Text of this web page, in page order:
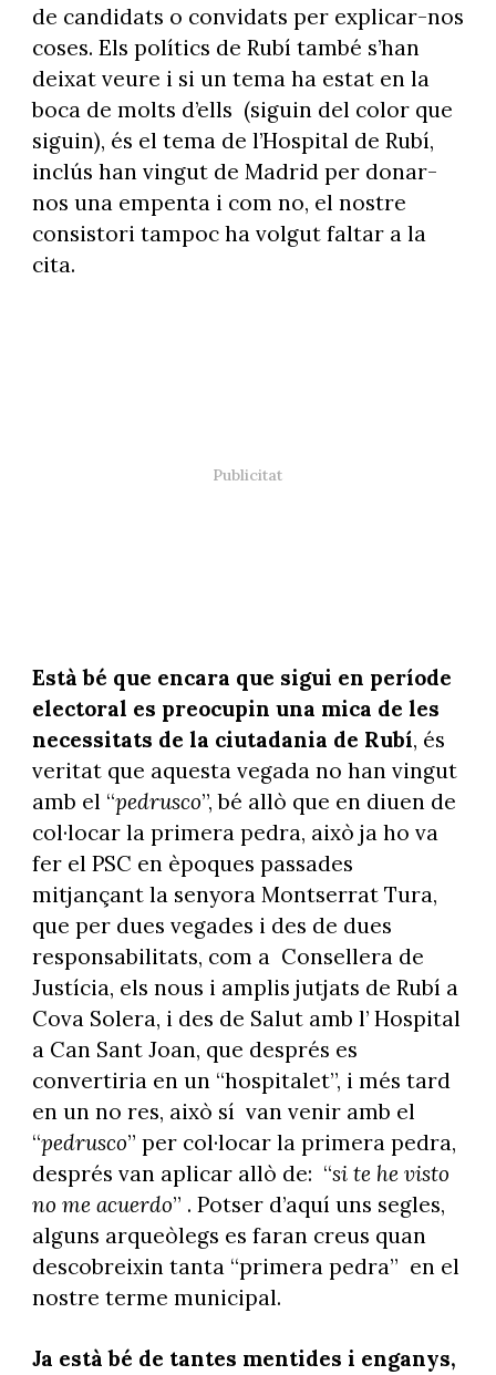
de candidats o convidats per explicar-nos
coses. Els polítics de Rubí també s’han
deixat veure i si un tema ha estat en la
boca de molts d’ells (siguin del color que
siguin), és el tema de l’Hospital de Rubí,
inclús han vingut de Madrid per donar-
nos una empenta i com no, el nostre
consistori tampoc ha volgut faltar a la
cita.
Està bé que encara que sigui en període
electoral es preocupin una mica de les
necessitats de la ciutadania de Rubí, és
veritat que aquesta vegada no han vingut
amb el “pedrusco”, bé allò que en diuen de
col·locar la primera pedra, això ja ho va
fer el PSC en èpoques passades
mitjançant la senyora Montserrat Tura,
que per dues vegades i des de dues
responsabilitats, com a Consellera de
Justícia, els nous i amplis jutjats de Rubí a
Cova Solera, i des de Salut amb l’ Hospital
a Can Sant Joan, que després es
convertiria en un “hospitalet”, i més tard
en un no res, això sí van venir amb el
“pedrusco” per col·locar la primera pedra,
després van aplicar allò de: “si te he visto
no me acuerdo” . Potser d’aquí uns segles,
alguns arqueòlegs es faran creus quan
descobreixin tanta “primera pedra” en el
nostre terme municipal.
Ja està bé de tantes mentides i enganys,